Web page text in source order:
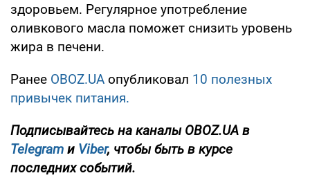
здоровьем. Регулярное употребление
оливкового масла поможет снизить уровень
жира в печени.
Ранее OBOZ.UA опубликовал 10 полезных
привычек питания.
Подписывайтесь на каналы OBOZ.UA в
Telegram и Viber, чтобы быть в курсе
последних событий.